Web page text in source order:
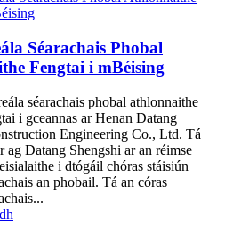
Séarachais Phobal
Fengtai i mBéising
séarachais phobal athlonnaithe
i gceannas ar Henan Datang
Engineering Co., Ltd. Tá
ag Datang Shengshi ar an réimse
i dtógáil chóras stáisiún
an phobail. Tá an córas